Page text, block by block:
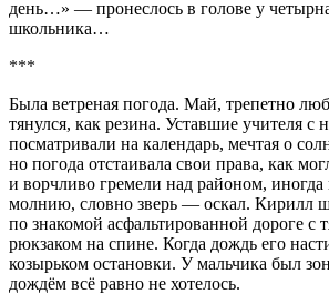
день…» — пронеслось в голове у
школьника…
***
Была ветреная погода. Май, трепетно
тянулся, как резина. Уставшие учителя с
посматривали на календарь, мечтая о
но погода отстаивала свои права, как
и ворчливо гремели над районом, иногда
молнию, словно зверь — оскал. Кирилл
по знакомой асфальтированной дороге с
рюкзаком на спине. Когда дождь его
козырьком остановки. У мальчика был
дождём всё равно не хотелось.